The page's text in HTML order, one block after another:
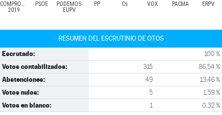
COMPROMÍS
2019
PSOE
PODEMOS-
EUPV
PP Cs VOX PACMA ERPV
RESUMEN DEL ESCRUTINIO DE OTOS
Escrutado: 100 %
Votos contabilizados: 315 86,54 %
Abstenciones: 49 13,46 %
Votos nulos: 5 1,59 %
Votos en blanco: 1 0,32 %